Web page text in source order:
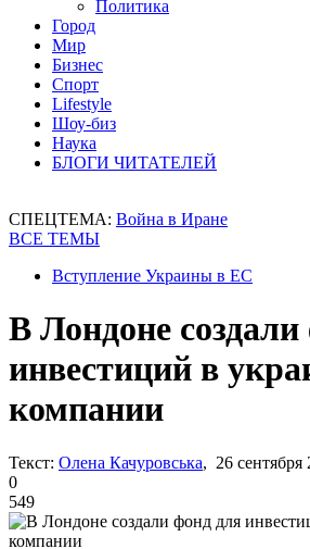
Политика
Город
Мир
Бизнес
Спорт
Lifestyle
Шоу-биз
Наука
БЛОГИ ЧИТАТЕЛЕЙ
СПЕЦТЕМА: Война в Иране
ВСЕ ТЕМЫ
Вступление Украины в ЕС
В Лондоне
инвестиций в
компании
Текст: Олена Качуровська, 26 сентября
0
549